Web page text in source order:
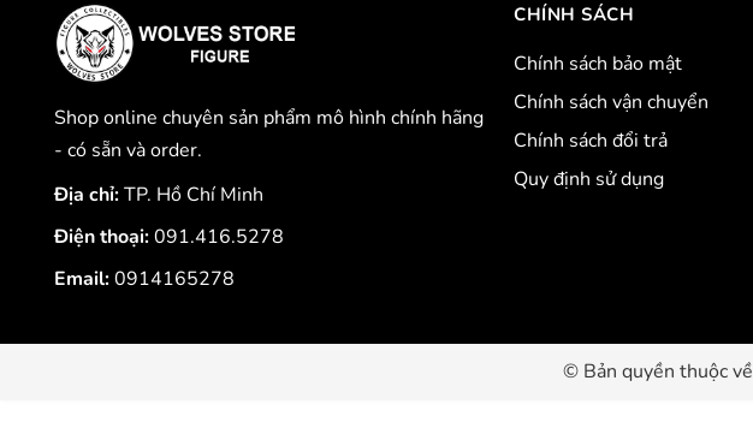
Shop online chuyên sản phẩm mô hình chính hãng
- có sẵn và order.
Địa chỉ:TP. Hồ Chí Minh
Điện thoại:091.416.5278
Email:0914165278
CHÍNH SÁCH
Chính sách bảo mật
Chính sách vận chuyển
Chính sách đổi trả
Quy định sử dụng
© Bản quyền thuộc về